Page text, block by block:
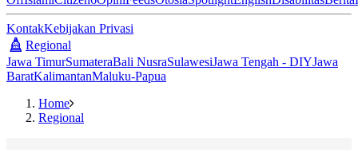
KontakKebijakan Privasi
Regional
Jawa TimurSumateraBali NusraSulawesiJawa Tengah - DIYJawa
BaratKalimantanMaluku-Papua
Home
Regional